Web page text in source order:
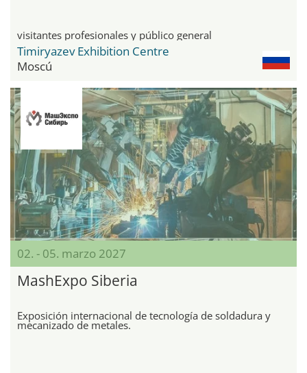
visitantes profesionales y público general
Timiryazev Exhibition Centre
Moscú
02. - 05. marzo 2027
MashExpo Siberia
Exposición internacional de tecnología de soldadura y
mecanizado de metales.